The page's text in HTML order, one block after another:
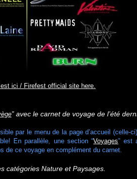
ici / Firefest official site here.
” avec le carnet de voyage de l’été
par le menu de la page d’accueil (celle-
En parallèle, une section “Voyages” est
de ce voyage en complément du carnet.
Nature et Paysages.